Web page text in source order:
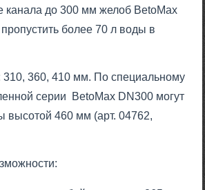
канала до 300 мм желоб BetoMax
более 70 л воды в
310, 360, 410 мм. По специальному
серии BetoMax DN300 могут
высотой 460 мм (арт. 04762,